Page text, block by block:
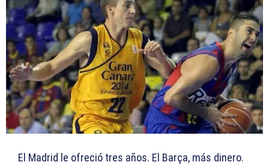
El Madrid le ofreció tres años. El Barça, más dinero.